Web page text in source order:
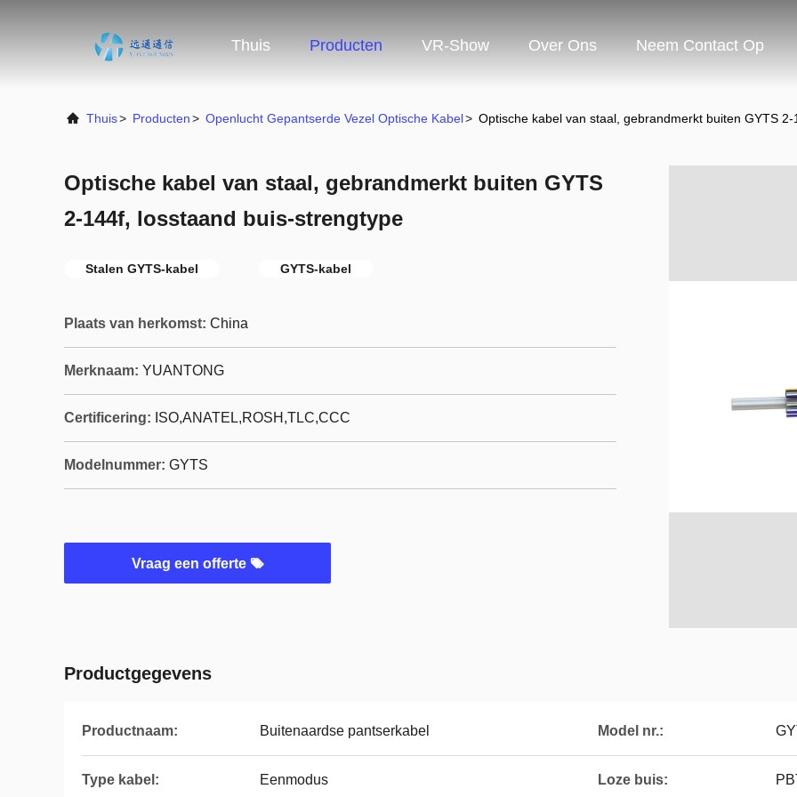
Thuis Producten VR-Show Over Ons Neem Contact Op
Thuis> Producten> Openlucht Gepantserde Vezel Optische Kabel> Optische kabel van staal, gebrandmerkt buiten GYTS
Optische kabel van staal, gebrandmerkt buiten GYTS
2-144f, losstaand buis-strengtype
Stalen GYTS-kabel GYTS-kabel
Plaats van herkomst: China
Merknaam: YUANTONG
Certificering: ISO,ANATEL,ROSH,TLC,CCC
Modelnummer: GYTS
Vraag een offerte
Productgegevens
Productnaam: Buitenaardse pantserkabel Model nr.:
Type kabel: Eenmodus Loze buis: